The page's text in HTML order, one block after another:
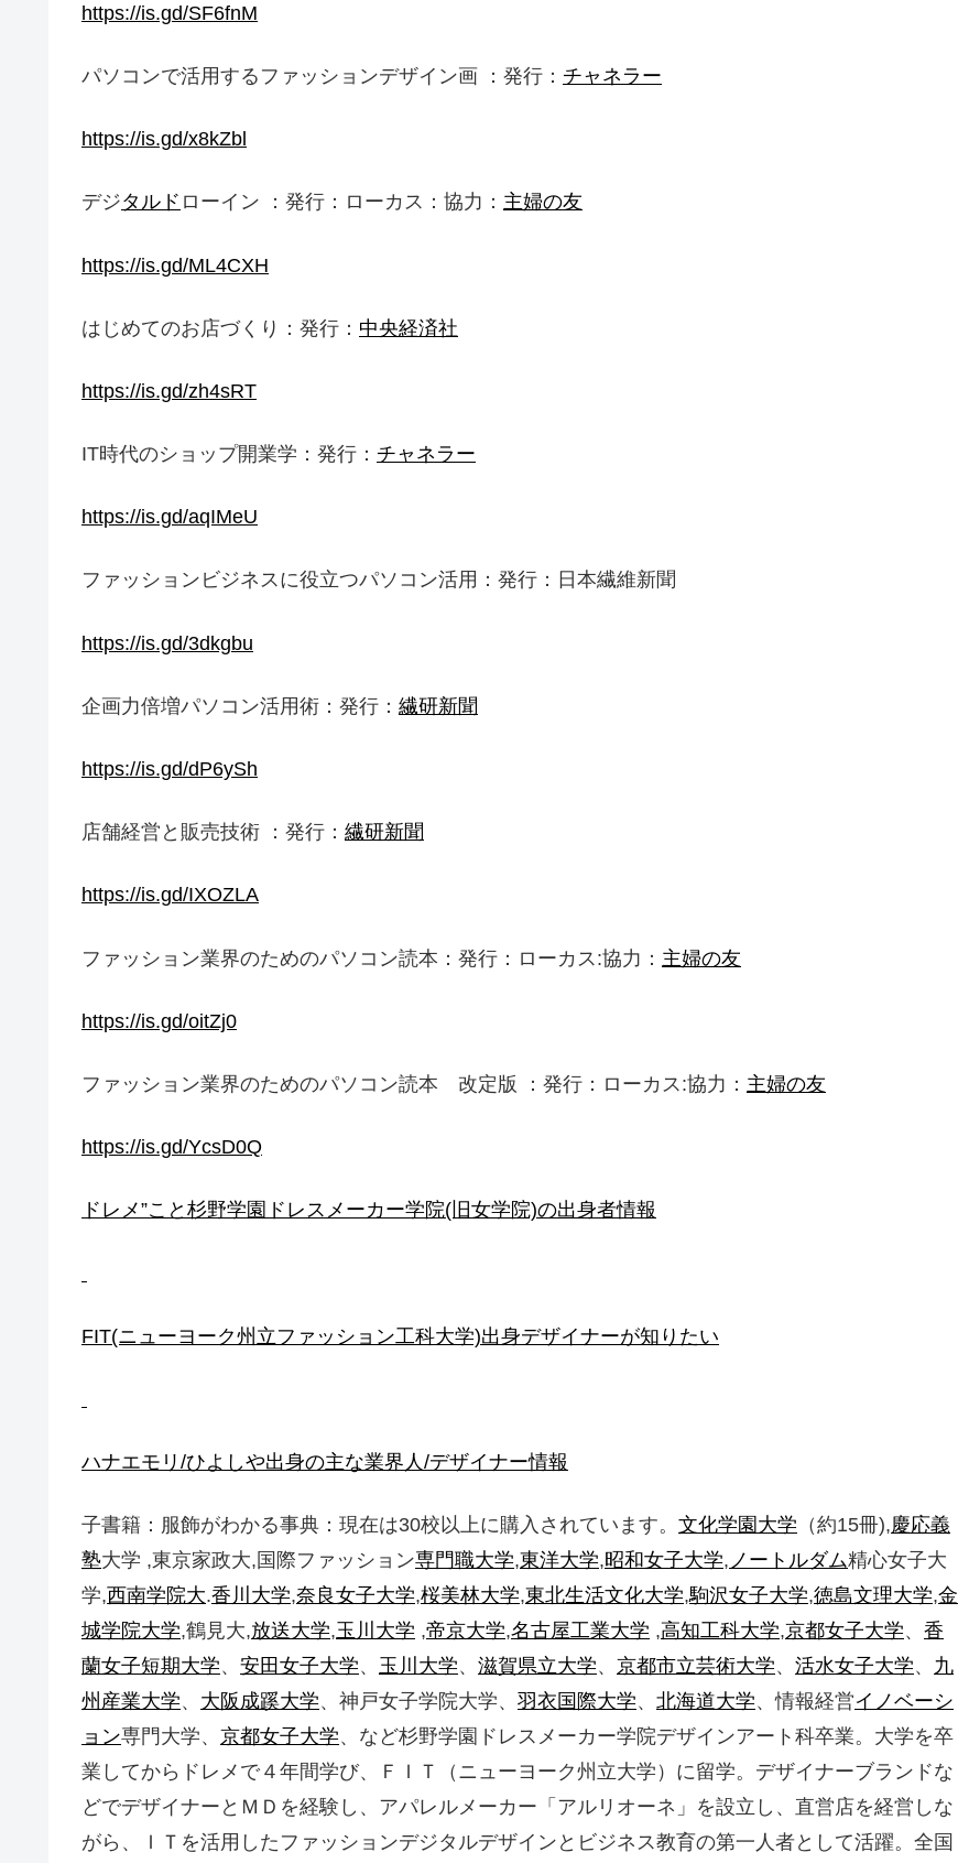
https://is.gd/SF6fnM
パソコンで活用するファッションデザイン画 ：発行： チャネラー
https://is.gd/x8kZbl
デジタルド ローイン ：発行：ローカス：協力： 主婦の友
https://is.gd/ML4CXH
はじめてのお店づくり：発行： 中央経済社
https://is.gd/zh4sRT
IT時代のショップ開業学：発行： チャネラー
https://is.gd/aqIMeU
ファッションビジネスに役立つパソコン活用：発行：日本繊維新聞
https://is.gd/3dkgbu
企画力倍増パソコン活用術：発行： 繊研新聞
https://is.gd/dP6ySh
店舗経営と販売技術 ：発行： 繊研新聞
https://is.gd/IXOZLA
ファッション業界のためのパソコン読本：発行：ローカス:協力： 主婦の友
https://is.gd/oitZj0
ファッション業界のためのパソコン読本 改定版 ：発行：ローカス:協力： 主婦の友
https://is.gd/YcsD0Q
ドレメ”こと杉野学園ドレスメーカー学院(旧女学院)の出身者情報
FIT(ニューヨーク州立ファッション工科大学)出身デザイナーが知りたい
ハナエモリ/ひよしや出身の主な業界人/デザイナー情報
子書籍：服飾がわかる事典：現在は30校以上に購入されています。 文化学園大学 （約15冊),慶応義
塾大学 ,東京家政大,国際ファッション専門職大学,東洋大学,昭和女子大学, ノートルダム精心女子大
学,西南学院大.香川大学,奈良女子大学,桜美林大学,東北生活文化大学,駒沢女子大学,徳島文理大学,金
城学院大学,鶴見大,放送大学,玉川大学 ,帝京大学,名古屋工業大学 ,高知工科大学,京都女子大学、 香
蘭女子短期大学、 安田女子大学、 玉川大学、 滋賀県立大学、 京都市立芸術大学、 活水女子大学、 九
州産業大学、 大阪成蹊大学、神戸女子学院大学、 羽衣国際大学、 北海道大学、情報経営イノベーシ
ョン専門大学、 京都女子大学、など杉野学園ドレスメーカー学院デザインアート科卒業。大学を卒
業してからドレメで４年間学び、ＦＩＴ（ニューヨーク州立大学）に留学。デザイナーブランドな
どでデザイナーとＭＤを経験し、アパレルメーカー「アルリオーネ」を設立し、直営店を経営しな
がら、ＩＴを活用したファッションデジタルデザインとビジネス教育の第一人者として活躍。全国